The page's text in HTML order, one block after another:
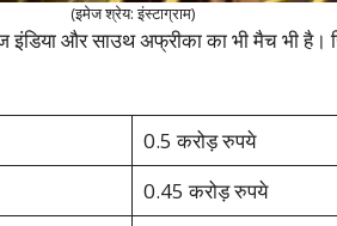
(इमेज श्रेय: इंस्टाग्राम)
और साउथ अफ्रीका का भी मैच भी है।
0.5 करोड़ रुपये
0.45 करोड़ रुपये